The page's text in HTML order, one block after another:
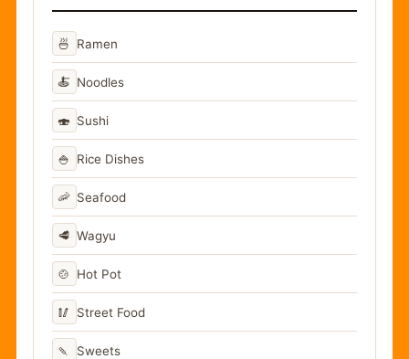
🍜 Ramen
🍝 Noodles
🍣 Sushi
🍚 Rice Dishes
🦐 Seafood
🥩 Wagyu
🍲 Hot Pot
🥢 Street Food
🍡 Sweets